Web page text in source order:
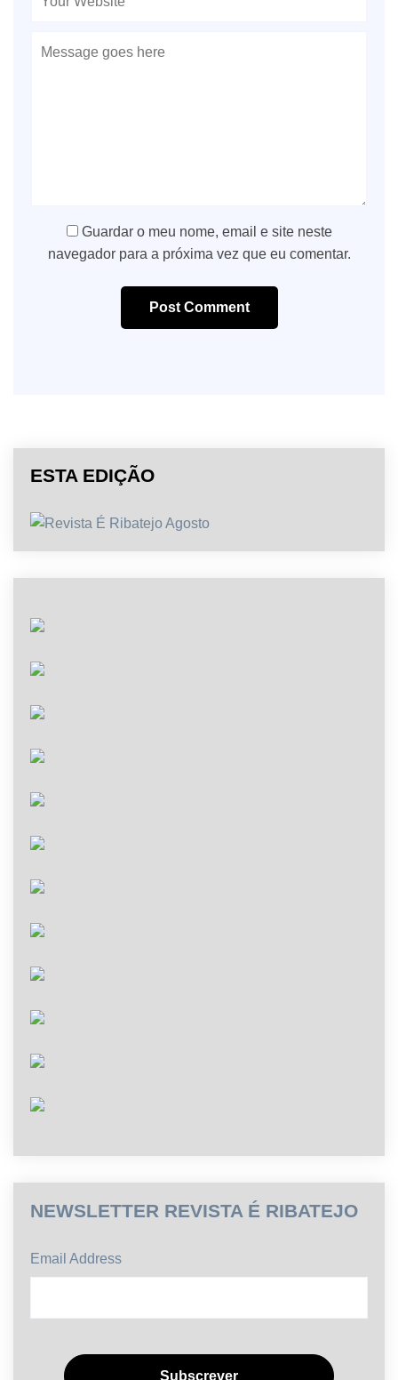
Guardar o meu nome, email e site neste
navegador para a próxima vez que eu comentar.
Post Comment
ESTA EDIÇÃO
NEWSLETTER REVISTA É RIBATEJO
Email Address